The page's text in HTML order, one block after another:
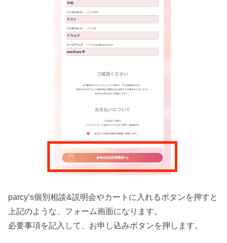
parcy’s個別相談&説明会やカートに入れるボタンを押すと
上記のような、フォーム画面になります。
必要事項を記入して、お申し込みボタンを押します。